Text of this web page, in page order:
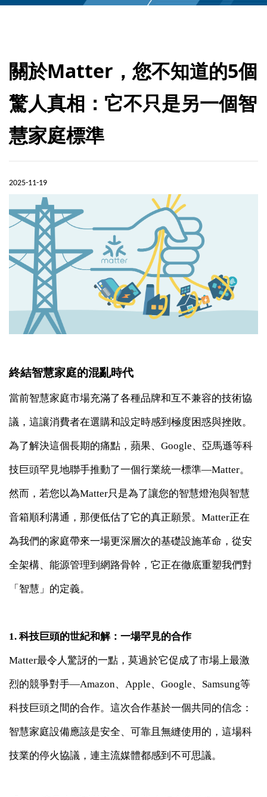
關於Matter，您不知道的5個
驚人真相：它不只是另一個智
慧家庭標準
2025-11-19
終結智慧家庭的混亂時代
當前智慧家庭市場充滿了各種品牌和互不兼容的技術協
議，這讓消費者在選購和設定時感到極度困惑與挫敗。
為了解決這個長期的痛點，蘋果、Google、亞馬遜等科
技巨頭罕見地聯手推動了一個行業統一標準—Matter。
然而，若您以為Matter只是為了讓您的智慧燈泡與智慧
音箱順利溝通，那便低估了它的真正願景。Matter正在
為我們的家庭帶來一場更深層次的基礎設施革命，從安
全架構、能源管理到網路骨幹，它正在徹底重塑我們對
「智慧」的定義。
1. 科技巨頭的世紀和解：一場罕見的合作
Matter最令人驚訝的一點，莫過於它促成了市場上最激
烈的競爭對手—Amazon、Apple、Google、Samsung等
科技巨頭之間的合作。這次合作基於一個共同的信念：
智慧家庭設備應該是安全、可靠且無縫使用的，這場科
技業的停火協議，連主流媒體都感到不可思議。